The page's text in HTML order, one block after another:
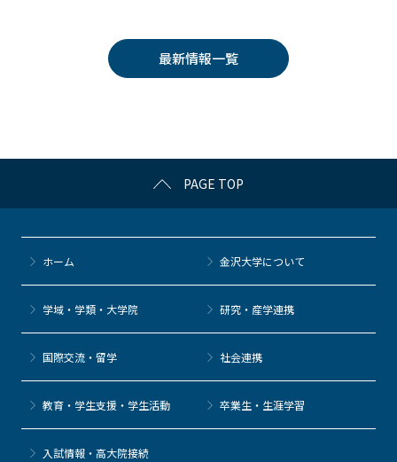
k
erk
et
n
a
最新情報一覧
PAGE TOP
ホーム 金沢大学について
学域・学類・大学院 研究・産学連携
国際交流・留学 社会連携
教育・学生支援・学生活動 卒業生・生涯学習
⼊試情報・高大院接続